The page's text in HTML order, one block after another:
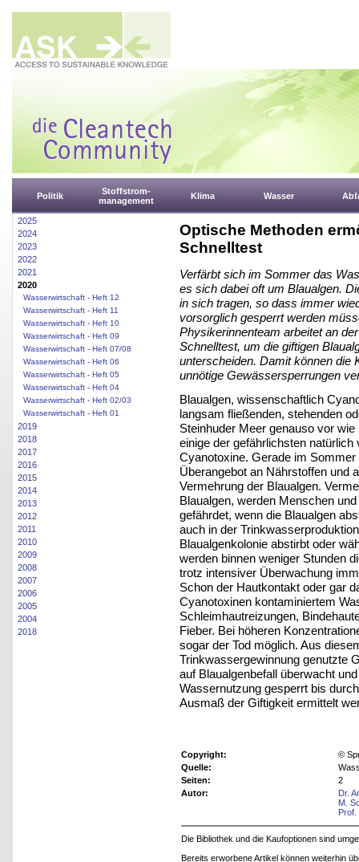
Politik
Stoffstrom-
management
Klima Wasser
2025
2024
2023
2022
2021
2020
Wasserwirtschaft - Heft 12
Wasserwirtschaft - Heft 11
Wasserwirtschaft - Heft 10
Wasserwirtschaft - Heft 09
Wasserwirtschaft - Heft 07/08
Wasserwirtschaft - Heft 06
Wasserwirtschaft - Heft 05
Wasserwirtschaft - Heft 04
Wasserwirtschaft - Heft 02/03
Wasserwirtschaft - Heft 01
2019
2018
2017
2016
2015
2014
2013
2012
2011
2010
2009
2008
2007
2006
2005
2004
2018
Optische Methoden
Schnelltest
Verfärbt sich im Sommer das
es sich dabei oft um Blaualgen.
in sich tragen, so dass immer
vorsorglich gesperrt werden
Physikerinnenteam arbeitet an
Schnelltest, um die giftigen
unterscheiden. Damit können die
unnötige Gewässersperrungen
Blaualgen, wissenschaftlich
langsam fließenden, stehenden
Steinhuder Meer genauso vor
einige der gefährlichsten
Cyanotoxine. Gerade im
Überangebot an Nährstoffen und
Vermehrung der Blaualgen.
Blaualgen, werden Menschen
gefährdet, wenn die Blaualgen
auch in der
Blaualgenkolonie abstirbt oder
werden binnen weniger Stunden
trotz intensiver Überwachung
Schon der Hautkontakt oder gar
Cyanotoxinen kontaminiertem
Schleimhautreizungen,
Fieber. Bei höheren
sogar der Tod möglich. Aus
Trinkwassergewinnung genutzte
auf Blaualgenbefall überwacht
Wassernutzung gesperrt bis
Ausmaß der Giftigkeit ermittelt
Copyright:
©
Quelle:
Seiten:
2
Autor:
Dr.
M.
Die Bibliothek und die Kaufoptionen sind
Bereits erworbene Artikel können weiterhin